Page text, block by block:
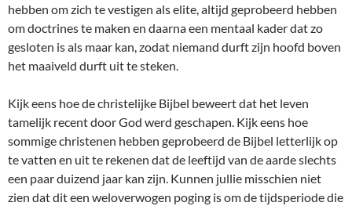
hebben om zich te vestigen als elite, altijd geprobeerd hebben
om doctrines te maken en daarna een mentaal kader dat zo
gesloten is als maar kan, zodat niemand durft zijn hoofd boven
het maaiveld durft uit te steken.
Kijk eens hoe de christelijke Bijbel beweert dat het leven
tamelijk recent door God werd geschapen. Kijk eens hoe
sommige christenen hebben geprobeerd de Bijbel letterlijk op
te vatten en uit te rekenen dat de leeftijd van de aarde slechts
een paar duizend jaar kan zijn. Kunnen jullie misschien niet
zien dat dit een weloverwogen poging is om de tijdsperiode die